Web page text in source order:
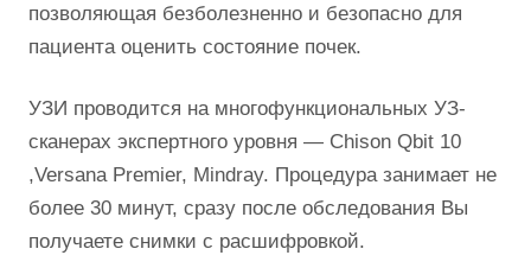
позволяющая безболезненно и безопасно для
пациента оценить состояние почек.
УЗИ проводится на многофункциональных УЗ-
сканерах экспертного уровня — Chison Qbit 10
,Versana Premier, Mindray. Процедура занимает не
более 30 минут, сразу после обследования Вы
получаете снимки с расшифровкой.